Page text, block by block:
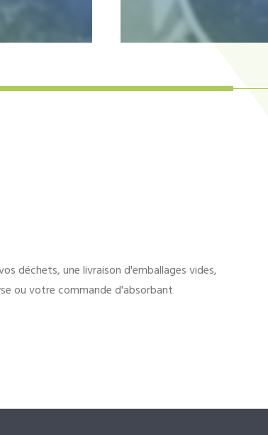
déchets, une livraison d'emballages vides,
ou votre commande d'absorbant